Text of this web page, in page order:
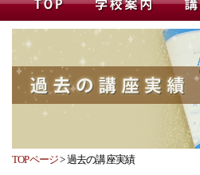
TOPページ>過去の講座実績